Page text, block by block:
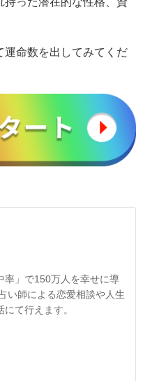
運命数を出してみてくだ
率」で150万人を幸せに導
い師による恋愛相談や人生
て行えます。